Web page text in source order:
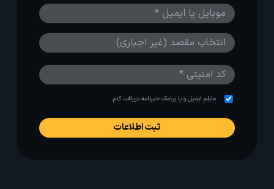
مایلم ایمیل و یا پیامک خبرنامه دریافت کنم.